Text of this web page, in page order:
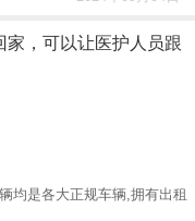
家，可以让医护人员跟
均是各大正规车辆,拥有出租